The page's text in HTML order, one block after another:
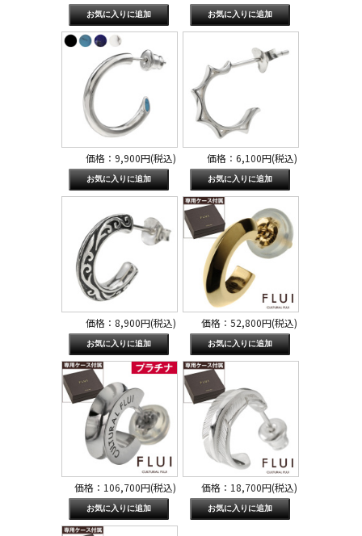
価格：9,900円(税込) 価格：6,100円(税込)
価格：8,900円(税込) 価格：52,800円(税込)
価格：106,700円(税込) 価格：18,700円(税込)